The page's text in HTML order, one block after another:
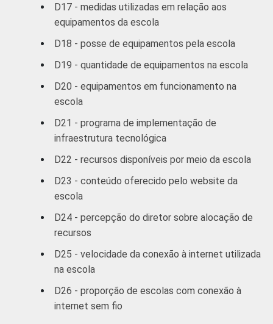
D17 - medidas utilizadas em relação aos
equipamentos da escola
D18 - posse de equipamentos pela escola
D19 - quantidade de equipamentos na escola
D20 - equipamentos em funcionamento na
escola
D21 - programa de implementação de
infraestrutura tecnológica
D22 - recursos disponíveis por meio da escola
D23 - conteúdo oferecido pelo website da
escola
D24 - percepção do diretor sobre alocação de
recursos
D25 - velocidade da conexão à internet utilizada
na escola
D26 - proporção de escolas com conexão à
internet sem fio